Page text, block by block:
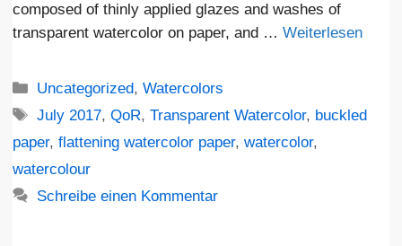
composed of thinly applied glazes and washes of
transparent watercolor on paper, and … Weiterlesen
Kategorien
Uncategorized,Watercolors
Schlagwörter
July 2017,QoR,Transparent Watercolor, buckled
paper, flattening watercolor paper, watercolor,
watercolour
Schreibe einen Kommentar